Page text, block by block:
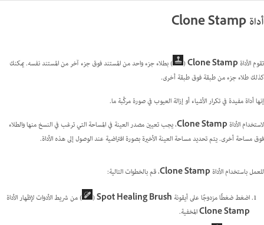
أداة Clone Stamp
تقوم الأداةClone Stamp
(
) بطلاء جزء واحد من المستند فوق جزء آخر من المستند نفسه. يمكنك
كذلك طلاء جزء من طبقة فوق طبقة أخرى.
إنها أداة مفيدة في تكرار الأشياء أو إزالة العيوب في صورة مركَّبة ما.
لاستخدام الأداةClone Stamp، يجب تعيين مصدر العينة في المساحة التي ترغب في النسخ منها والطلاء
فوق مساحة أخرى. يتم تحديد مساحة العينة الأخيرة بصورة افتراضية عند الوصول إلى هذه الأداة.
للعمل باستخدام الأداةClone Stamp، قم بالخطوات التالية:
اضغط ضغطًا مزدوجًا على أيقونةSpot Healing Brush
(
) من شريط الأدوات لإظهار الأداة
Clone Stampالمخفية.